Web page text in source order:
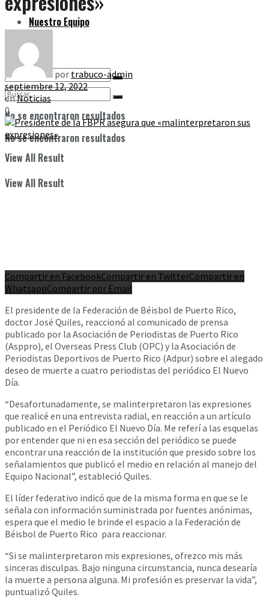
No se encontraron resultados
View All Result
Nuestro Equipo
No se encontraron resultados
View All Result
por trabuco-admin
septiembre 12, 2022
enNoticias
0
Compartir en FacebookCompartir en TwitterCompartir en
WhatsappCompartir por Email
El presidente de la Federación de Béisbol de Puerto Rico,
doctor José Quiles, reaccionó al comunicado de prensa
publicado por la Asociación de Periodistas de Puerto Rico
(Asppro), el Overseas Press Club (OPC) y la Asociación de
Periodistas Deportivos de Puerto Rico (Adpur) sobre el alegado
deseo de muerte a cuatro periodistas del periódico El Nuevo
Día.
“Desafortunadamente, se malinterpretaron las expresiones
que realicé en una entrevista radial, en reacción a un artículo
publicado en el Periódico El Nuevo Día. Me referí a las esquelas
por entender que ni en esa sección del periódico se puede
encontrar una reacción de la institución que presido sobre los
señalamientos que publicó el medio en relación al manejo del
Equipo Nacional”, estableció Quiles.
El líder federativo indicó que de la misma forma en que se le
señala con información suministrada por fuentes anónimas,
espera que el medio le brinde el espacio a la Federación de
Béisbol de Puerto Rico para reaccionar.
“Si se malinterpretaron mis expresiones, ofrezco mis más
sinceras disculpas. Bajo ninguna circunstancia, nunca desearía
la muerte a persona alguna. Mi profesión es preservar la vida”,
puntualizó Quiles.